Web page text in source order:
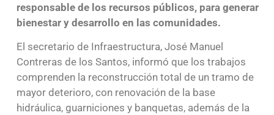
responsable de los recursos públicos, para generar
bienestar y desarrollo en las comunidades.
El secretario de Infraestructura, José Manuel
Contreras de los Santos, informó que los trabajos
comprenden la reconstrucción total de un tramo de
mayor deterioro, con renovación de la base
hidráulica, guarniciones y banquetas, además de la